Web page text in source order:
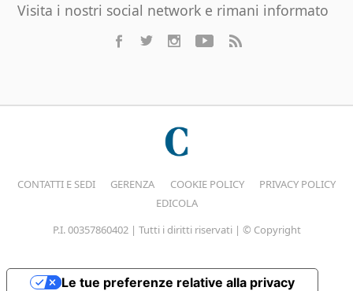
Visita i nostri social network e rimani informato
CONTATTI E SEDI GERENZA COOKIE POLICY
PRIVACY POLICY
EDICOLA
P.I. 00357860402 | Tutti i diritti riservati | © Copyright
Le tue preferenze relative alla privacy